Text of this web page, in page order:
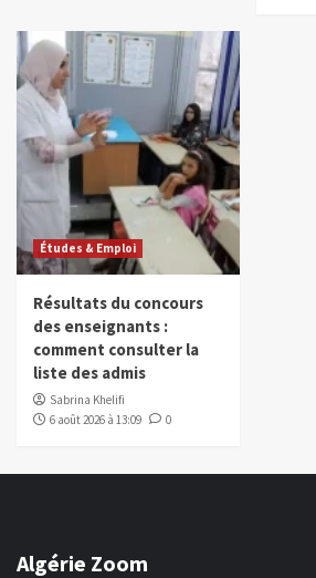
Études & Emploi
Résultats du concours
des enseignants :
comment consulter la
liste des admis
Sabrina Khelifi
6 août 2026 à 13:09
0
Algérie Zoom